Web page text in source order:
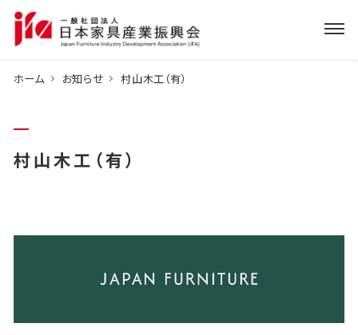
ホーム お知らせ 村山木工（有）
村山木工（有）